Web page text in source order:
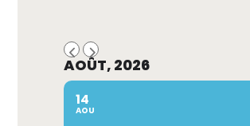
AOÛT, 2026
14
AOU